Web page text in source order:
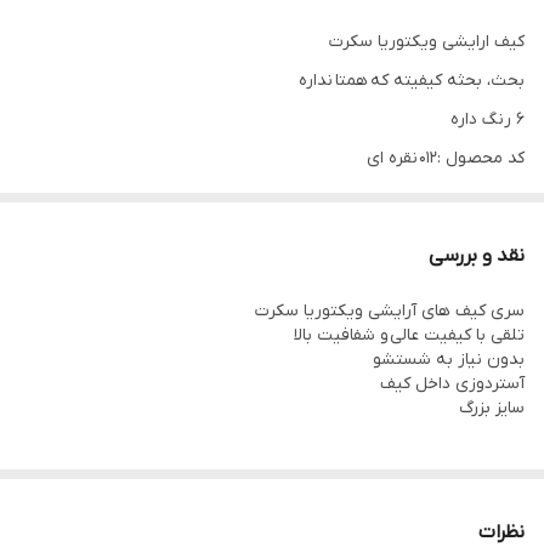
کیف ارایشی ویکتوریا سکرت
بحث، بحثه کیفیته که همتا نداره
6 رنگ داره
کد محصول :012 نقره ای
داخل کیف آستر کشی شده
نقد و بررسی
سری کیف های آرایشی ویکتوریا سکرت
تلقی با کیفیت عالی و شفافیت بالا
بدون نیاز به شستشو
آستردوزی داخل کیف
سایز بزرگ
نظرات